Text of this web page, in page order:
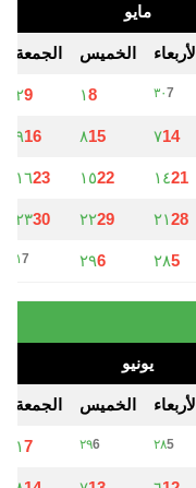
مايو
الأربعاء الخميس الجمعة
٣٠7 ١8 ٢9
٧14 ٨15 ٩16
١٤21 ١٥22 ١٦23
٢١28 ٢٢29 ٢٣30
٢٨5 ٢٩6 ١7
يونيو
الأربعاء الخميس الجمعة
٢٨5 ٢٩6 ١7